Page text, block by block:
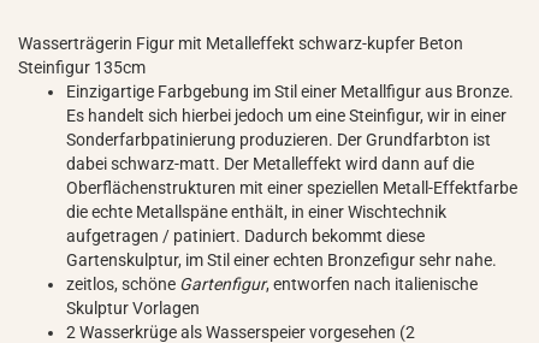
Wasserträgerin Figur mit Metalleffekt schwarz-kupfer Beton
Steinfigur 135cm
Einzigartige Farbgebung im Stil einer Metallfigur aus Bronze.
Es handelt sich hierbei jedoch um eine Steinfigur, wir in einer
Sonderfarbpatinierung produzieren. Der Grundfarbton ist
dabei schwarz-matt. Der Metalleffekt wird dann auf die
Oberflächenstrukturen mit einer speziellen Metall-Effektfarbe
die echte Metallspäne enthält, in einer Wischtechnik
aufgetragen / patiniert. Dadurch bekommt diese
Gartenskulptur, im Stil einer echten Bronzefigur sehr nahe.
zeitlos, schöne Gartenfigur, entworfen nach italienische
Skulptur Vorlagen
2 Wasserkrüge als Wasserspeier vorgesehen (2